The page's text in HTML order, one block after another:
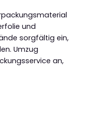
und
sorgfältig ein,
Umzug
an,